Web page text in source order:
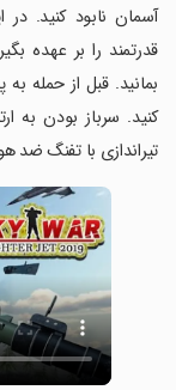
آسمان نابود کنید.
قدرتمند را بر عهده
بمانید. قبل از حمله
کنید. سرباز بودن به
تیراندازی با تفنگ ضد